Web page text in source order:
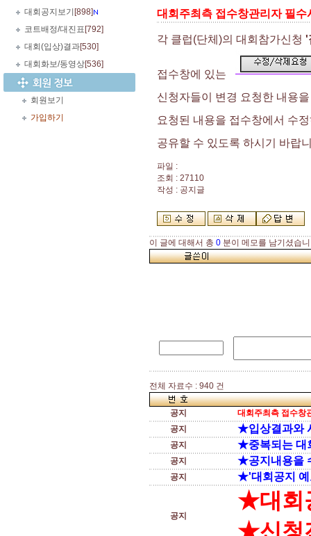
대회공지보기 [898]
코트배정/대진표 [792]
대회(입상)결과[530]
대회화보/동영상[536]
회원보기
가입하기
대회주최측 접수창관리자 필수
각 클럽(단체)의 대회참가신청 '
접수창에 있는
신청자들이 변경 요청한 내용
요청된 내용을 접수창에서 수
공유할 수 있도록 하시기 바랍
파일 :
조회 : 27110
작성 : 공지글
이 글에 대해서 총 0 분이 메모를 남기셨습
전체 자료수 : 940 건
공지
대회주최측 접수창
공지
★입상결과와
공지 ★중복되는 대
공지 ★공지내용을
공지 ★'대회공지 예
공지
★대회